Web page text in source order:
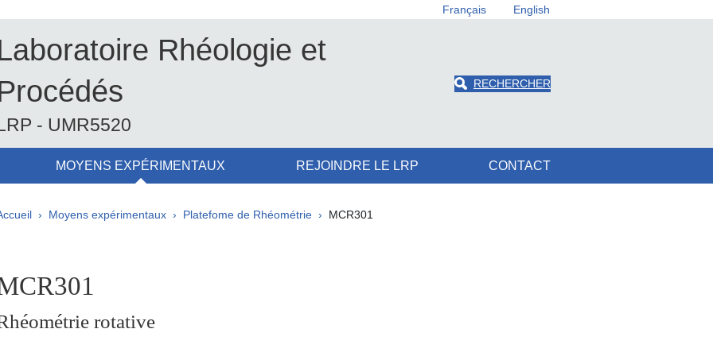
Français English
Rhéologie et
- UMR5520
RECHERCHER
MOYENS EXPÉRIMENTAUX REJOINDRE LE LRP CONTACT
d'Ariane
Moyens expérimentaux Platefome de Rhéométrie MCR301
Sidebar
rotative